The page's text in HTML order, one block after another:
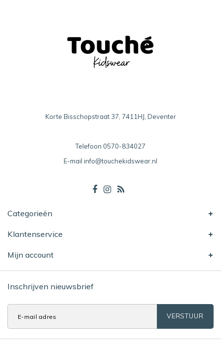
Korte Bisschopstraat 37, 7411HJ, Deventer
Telefoon 0570-834027
E-mail info@touchekidswear.nl
Categorieën
Klantenservice
Mijn account
Inschrijven nieuwsbrief
VERSTUUR